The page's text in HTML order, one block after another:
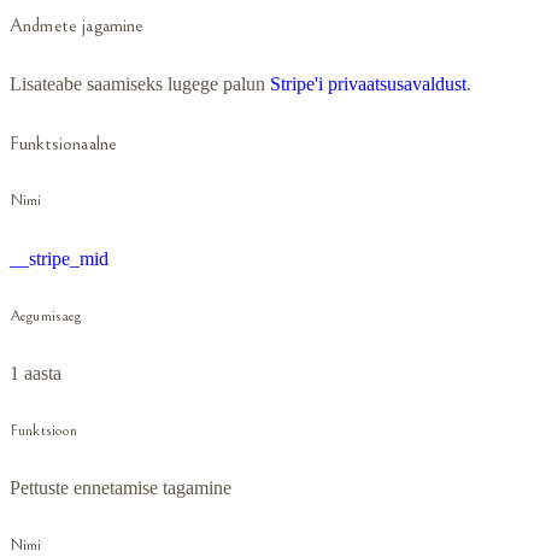
Andmete jagamine
Lisateabe saamiseks lugege palun Stripe'i privaatsusavaldust.
Funktsionaalne
Nimi
__stripe_mid
Aegumisaeg
1 aasta
Funktsioon
Pettuste ennetamise tagamine
Nimi